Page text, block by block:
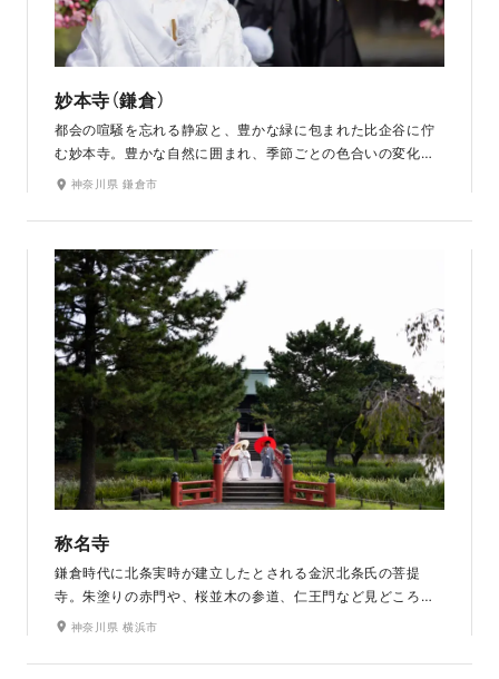
妙本寺（鎌倉）
都会の喧騒を忘れる静寂と、豊かな緑に包まれた比企谷に佇
む妙本寺。豊かな自然に囲まれ、季節ごとの色合いの変化を
楽しむことができる伝統ある寺院です。風情ある町並みを人
しても有名で四季折々の彩りが美しく、どの季節に訪れても
写真が華やぐ和の撮影スポットです。
神奈川県 鎌倉市
称名寺
鎌倉時代に北条実時が建立したとされる金沢北条氏の菩提
寺。朱塗りの赤門や、桜並木の参道、仁王門など見どころが
たくさん。朱塗りの反橋と平橋が掛かる美しい浄土式庭園が
鐘」はここの鐘楼。春の桜、初夏の黄菖蒲、秋の紅葉と四季
神奈川県 横浜市